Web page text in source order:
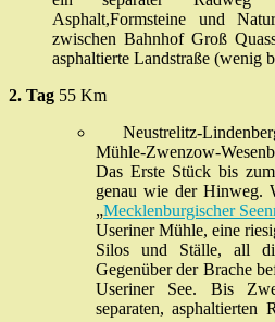
Asphalt,Formsteine und
zwischen Bahnhof Groß
asphaltierte Landstraße (wenig
2. Tag 55 Km
Neustrelitz-
Mühle-Zwenzow-
Das Erste Stück bis
genau wie der Hinweg.
„Mecklenburgischer
Useriner Mühle, eine
Silos und Ställe, all
Gegenüber der Brache
Useriner See. Bis
separaten, asphaltierten